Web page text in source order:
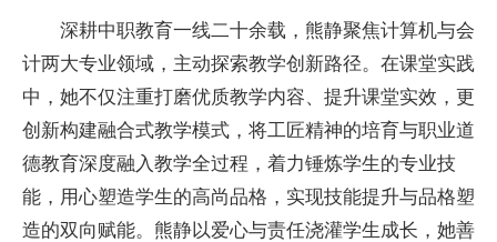
深耕中职教育一线二十余载，熊静聚焦计算机与会
计两大专业领域，主动探索教学创新路径。在课堂实践
中，她不仅注重打磨优质教学内容、提升课堂实效，更
创新构建融合式教学模式，将工匠精神的培育与职业道
德教育深度融入教学全过程，着力锤炼学生的专业技
能，用心塑造学生的高尚品格，实现技能提升与品格塑
造的双向赋能。熊静以爱心与责任浇灌学生成长，她善